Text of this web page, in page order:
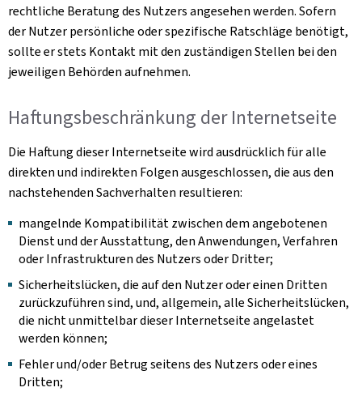
rechtliche Beratung des Nutzers angesehen werden. Sofern
der Nutzer persönliche oder spezifische Ratschläge benötigt,
sollte er stets Kontakt mit den zuständigen Stellen bei den
jeweiligen Behörden aufnehmen.
Haftungsbeschränkung der Internetseite
Die Haftung dieser Internetseite wird ausdrücklich für alle
direkten und indirekten Folgen ausgeschlossen, die aus den
nachstehenden Sachverhalten resultieren:
mangelnde Kompatibilität zwischen dem angebotenen
Dienst und der Ausstattung, den Anwendungen, Verfahren
oder Infrastrukturen des Nutzers oder Dritter;
Sicherheitslücken, die auf den Nutzer oder einen Dritten
zurückzuführen sind, und, allgemein, alle Sicherheitslücken,
die nicht unmittelbar dieser Internetseite angelastet
werden können;
Fehler und/oder Betrug seitens des Nutzers oder eines
Dritten;